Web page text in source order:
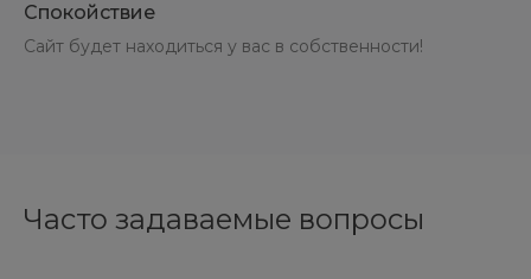
Спокойствие
Сайт будет находиться у вас в собственности!
Часто задаваемые вопросы